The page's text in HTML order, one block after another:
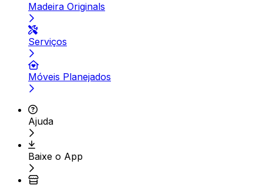
Madeira Originals
Serviços
Móveis Planejados
Ajuda
Baixe o App